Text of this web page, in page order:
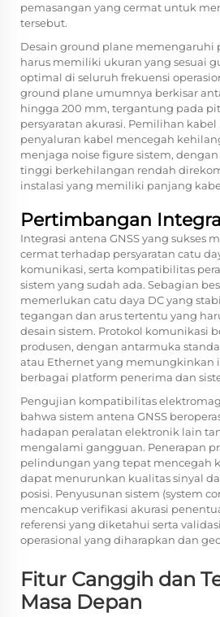
pemasangan yang cermat untuk
tersebut.
Desain ground plane memengaruhi
harus memiliki ukuran yang sesuai
optimal di seluruh frekuensi
ground plane umumnya berkisar
hingga 200 mm, tergantung pada
persyaratan akurasi. Pemilihan
penyaluran kabel mencegah
menjaga noise figure sistem,
tinggi berkehilangan rendah
instalasi yang memiliki panjang
Pertimbangan
Integrasi antena GNSS yang sukses
cermat terhadap persyaratan catu
komunikasi, serta kompatibilitas
sistem yang sudah ada. Sebagian
memerlukan catu daya DC yang
tegangan dan arus tertentu yang
desain sistem. Protokol komunikasi
produsen, dengan antarmuka standar
atau Ethernet yang memungkinkan
berbagai platform penerima dan
Pengujian kompatibilitas
bahwa sistem antena GNSS
hadapan peralatan elektronik lain
mengalami gangguan. Penerapan
pelindungan yang tepat mencegah
dapat menurunkan kualitas sinyal
posisi. Penyusunan sistem (system
mencakup verifikasi akurasi
referensi yang diketahui serta
operasional yang diharapkan dan
Fitur Canggih dan
Masa Depan